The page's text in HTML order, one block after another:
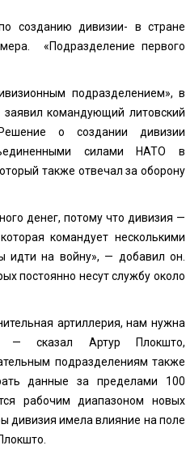
созданию дивизии- в стране
«Подразделение первого
подразделением», в
командующий литовский
о создании дивизии
силами НАТО в
также отвечал за оборону
денег, потому что дивизия —
командует несколькими
идти на войну», — добавил он.
постоянно несут службу около
артиллерия, нам нужна
— сказал Артур Плокшто,
подразделениям также
данные за пределами 100
рабочим диапазоном новых
дивизия имела влияние на поле